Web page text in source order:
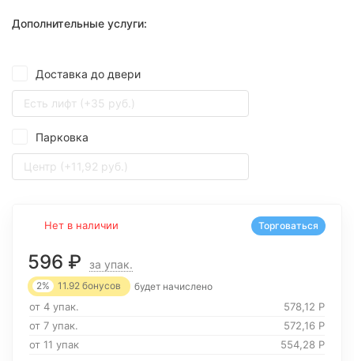
Дополнительные услуги:
Доставка до двери
Есть лифт (+35 руб.)
Парковка
Центр (+11,92 руб.)
Нет в наличии
596 ₽ за упак.
2% 11.92 бонусов будет начислено
от 4 упак. 578,12 Р
от 7 упак.
572,16 Р
от 11 упак
554,28 Р
Торговаться